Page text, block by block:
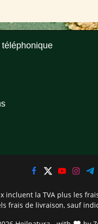
incluent la TVA plus les
frais de livraison, sauf